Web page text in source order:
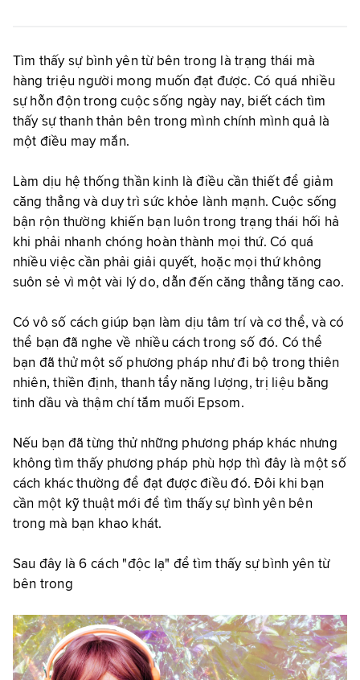
Tìm thấy sự bình yên từ bên trong là trạng thái mà
hàng triệu người mong muốn đạt được. Có quá nhiều
sự hỗn độn trong cuộc sống ngày nay, biết cách tìm
thấy sự thanh thản bên trong mình chính mình quả là
một điều may mắn.
Làm dịu hệ thống thần kinh là điều cần thiết để giảm
căng thẳng và duy trì sức khỏe lành mạnh. Cuộc sống
bận rộn thường khiến bạn luôn trong trạng thái hối hả
khi phải nhanh chóng hoàn thành mọi thứ. Có quá
nhiều việc cần phải giải quyết, hoặc mọi thứ không
suôn sẻ vì một vài lý do, dẫn đến căng thẳng tăng cao.
Có vô số cách giúp bạn làm dịu tâm trí và cơ thể, và có
thể bạn đã nghe về nhiều cách trong số đó. Có thể
bạn đã thử một số phương pháp như đi bộ trong thiên
nhiên, thiền định, thanh tẩy năng lượng, trị liệu bằng
tinh dầu và thậm chí tắm muối Epsom.
Nếu bạn đã từng thử những phương pháp khác nhưng
không tìm thấy phương pháp phù hợp thì đây là một số
cách khác thường để đạt được điều đó. Đôi khi bạn
cần một kỹ thuật mới để tìm thấy sự bình yên bên
trong mà bạn khao khát.
Sau đây là 6 cách "độc lạ" để tìm thấy sự bình yên từ
bên trong